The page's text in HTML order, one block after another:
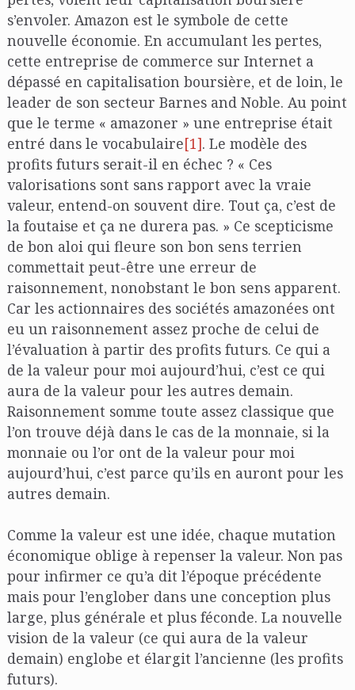
s’envoler. Amazon est le symbole de cette
nouvelle économie. En accumulant les pertes,
cette entreprise de commerce sur Internet a
dépassé en capitalisation boursière, et de loin, le
leader de son secteur Barnes and Noble. Au point
que le terme « amazoner » une entreprise était
entré dans le vocabulaire[1]. Le modèle des
profits futurs serait-il en échec ? « Ces
valorisations sont sans rapport avec la vraie
valeur, entend-on souvent dire. Tout ça, c’est de
la foutaise et ça ne durera pas. » Ce scepticisme
de bon aloi qui fleure son bon sens terrien
commettait peut-être une erreur de
raisonnement, nonobstant le bon sens apparent.
Car les actionnaires des sociétés amazonées ont
eu un raisonnement assez proche de celui de
l’évaluation à partir des profits futurs. Ce qui a
de la valeur pour moi aujourd’hui, c’est ce qui
aura de la valeur pour les autres demain.
Raisonnement somme toute assez classique que
l’on trouve déjà dans le cas de la monnaie, si la
monnaie ou l’or ont de la valeur pour moi
aujourd’hui, c’est parce qu’ils en auront pour les
autres demain.
Comme la valeur est une idée, chaque mutation
économique oblige à repenser la valeur. Non pas
pour infirmer ce qu’a dit l’époque précédente
mais pour l’englober dans une conception plus
large, plus générale et plus féconde. La nouvelle
vision de la valeur (ce qui aura de la valeur
demain) englobe et élargit l’ancienne (les profits
futurs).